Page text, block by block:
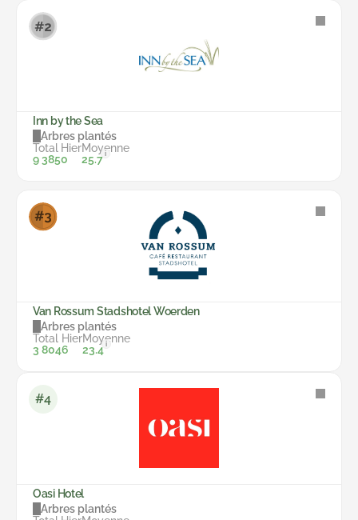
Inn by the Sea
Arbres plantés
Total
9 385
Hier
0
Moyenne
25.7 i
Van Rossum Stadshotel Woerden
Arbres plantés
Total
3 804
Hier
6
Moyenne
23.4 i
#4
Oasi Hotel
Arbres plantés